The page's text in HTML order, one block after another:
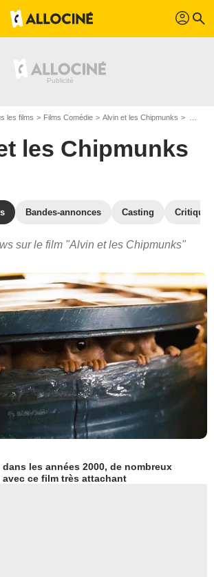
profil search
les films Films Comédie Alvin et les Chipmunks
les Chipmunks
Bandes-annonces Casting
sur le film "Alvin et les Chipmunks"
les années 2000, de nombreux
ce film très attachant